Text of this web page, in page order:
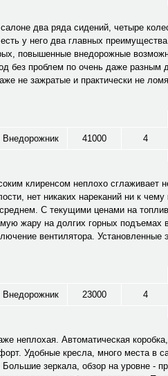
два ряда сидений, четыре
у него два главных
повышенные внедорожные
без проблем по очень даже разным
не зажратые и практически не
Внедорожник 41000 4
клиренсом неплохо сглаживает
нет никаких нареканий ни к чему
С текущими ценами на
жару на долгих горных подъемах
вентилятора. Установленные
Внедорожник 23000 4
неплохая. Автоматическая
Удобные кресла, много места в
зеркала, обзор на уровне -